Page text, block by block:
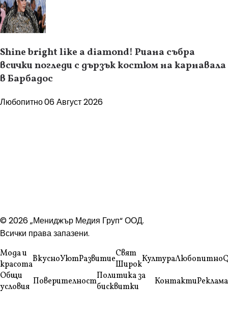
Shine bright like a diamond! Риана събра
всички погледи с дързък костюм на карнавала
в Барбадос
Любопитно06 Август 2026
© 2026 „Мениджър Медия Груп“ ООД.
Всички права запазени.
Мода и
красотаВкусноУютРазвитиеСвят
ШирокКултураЛюбопитно
Общи
условия ПоверителностПолитика за
бисквитки
КонтактиРеклама